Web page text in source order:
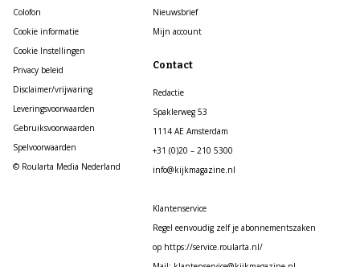
Colofon
Cookie informatie
Cookie Instellingen
Privacy beleid
Disclaimer/vrijwaring
Leveringsvoorwaarden
Gebruiksvoorwaarden
Spelvoorwaarden
© Roularta Media Nederland
Nieuwsbrief
Mijn account
Contact
Redactie
Spaklerweg 53
1114 AE Amsterdam
+31 (0)20 – 210 5300
info@kijkmagazine.nl
Klantenservice
Regel eenvoudig zelf je abonnementszaken
op https://service.roularta.nl/